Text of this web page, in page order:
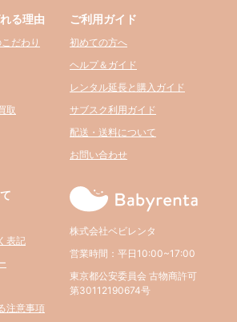
る理由
だわり
取
ご利用ガイド
初めての方へ
ヘルプ＆ガイド
レンタル延長と購入ガイド
サブスク利用ガイド
配送・送料について
お問い合わせ
表記
注意事項
株式会社ベビレンタ
営業時間：平日10:00~17:00
東京都公安委員会 古物商許可
第30112190674号